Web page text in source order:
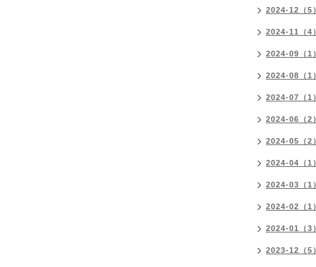
2024-12（5）
2024-11（4）
2024-09（1）
2024-08（1）
2024-07（1）
2024-06（2）
2024-05（2）
2024-04（1）
2024-03（1）
2024-02（1）
2024-01（3）
2023-12（5）